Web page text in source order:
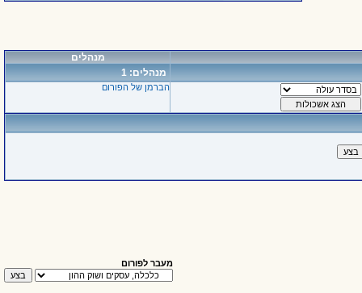
מנהלים
מנהלים: 1
הברמן של הפורום
מעבר לפורום